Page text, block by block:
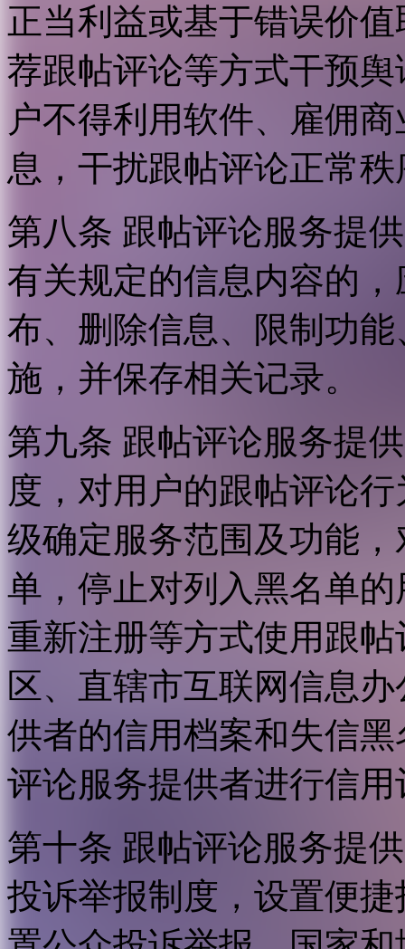
正当利益或基于错误价
荐跟帖评论等方式干预
户不得利用软件、雇佣
息，干扰跟帖评论正常
第八条 跟帖评论服务提
有关规定的信息内容的
布、删除信息、限制功
施，并保存相关记录。
第九条 跟帖评论服务提
度，对用户的跟帖评论
级确定服务范围及功能
单，停止对列入黑名单
重新注册等方式使用跟
区、直辖市互联网信息
供者的信用档案和失信
评论服务提供者进行信用
第十条 跟帖评论服务提
投诉举报制度，设置便